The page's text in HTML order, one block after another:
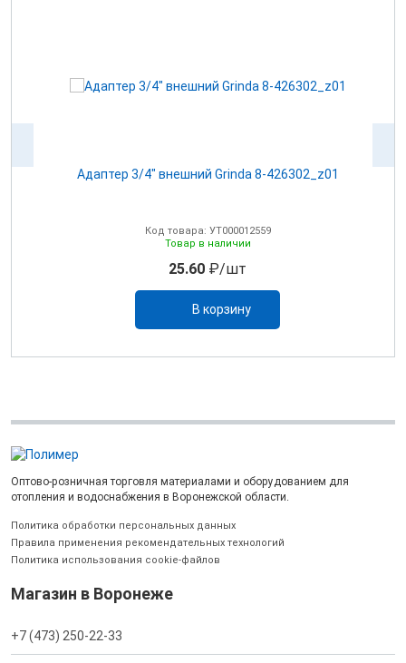
Адаптер 3/4" внешний Grinda 8-426302_z01
Код товара: УТ000012559
Товар в наличии
25.60 ₽/шт
В корзину
Оптово-розничная торговля материалами и оборудованием для
отопления и водоснабжения в Воронежской области.
Политика обработки персональных данных
Правила применения рекомендательных технологий
Политика использования cookie-файлов
Магазин в Воронеже
+7 (473) 250-22-33